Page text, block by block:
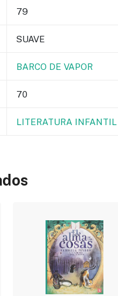
79
SUAVE
BARCO DE VAPOR
70
LITERATURA INFANTIL